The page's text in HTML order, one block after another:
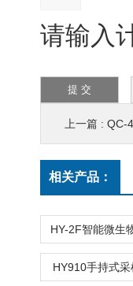
请输入
上一篇 : QC-
相关产品：
HY910手持式